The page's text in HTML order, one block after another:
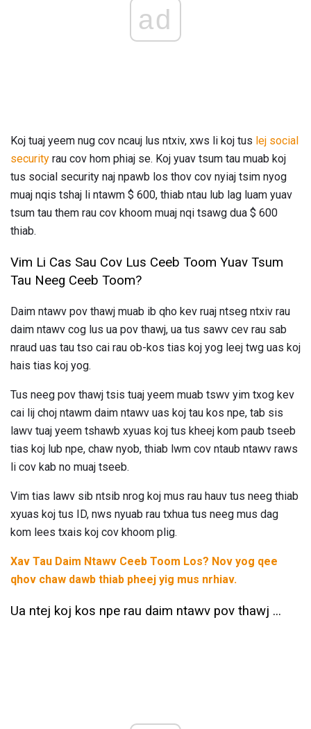
ad
Koj tuaj yeem nug cov ncauj lus ntxiv, xws li koj tus lej social
security rau cov hom phiaj se. Koj yuav tsum tau muab koj
tus social security naj npawb los thov cov nyiaj tsim nyog
muaj nqis tshaj li ntawm $ 600, thiab ntau lub lag luam yuav
tsum tau them rau cov khoom muaj nqi tsawg dua $ 600
thiab.
Vim Li Cas Sau Cov Lus Ceeb Toom Yuav Tsum
Tau Neeg Ceeb Toom?
Daim ntawv pov thawj muab ib qho kev ruaj ntseg ntxiv rau
daim ntawv cog lus ua pov thawj, ua tus sawv cev rau sab
nraud uas tau tso cai rau ob-kos tias koj yog leej twg uas koj
hais tias koj yog.
Tus neeg pov thawj tsis tuaj yeem muab tswv yim txog kev
cai lij choj ntawm daim ntawv uas koj tau kos npe, tab sis
lawv tuaj yeem tshawb xyuas koj tus kheej kom paub tseeb
tias koj lub npe, chaw nyob, thiab lwm cov ntaub ntawv raws
li cov kab no muaj tseeb.
Vim tias lawv sib ntsib nrog koj mus rau hauv tus neeg thiab
xyuas koj tus ID, nws nyuab rau txhua tus neeg mus dag
kom lees txais koj cov khoom plig.
Xav Tau Daim Ntawv Ceeb Toom Los? Nov yog qee
qhov chaw dawb thiab pheej yig mus nrhiav.
Ua ntej koj kos npe rau daim ntawv pov thawj ...